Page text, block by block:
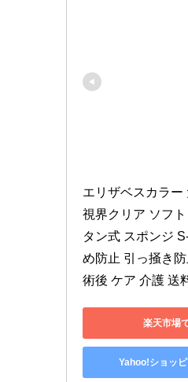
エリザベスカラー
視界クリア ソフ
タン式 スポンジ
め防止 引っ掻き
術後 ケア 介護 送
楽天市場
Yahoo!ショッ